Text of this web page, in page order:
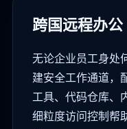
跨国远程办公
无论企业员工身处
建安全工作通道，
工具、代码仓库、
细粒度访问控制帮